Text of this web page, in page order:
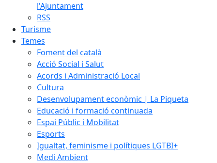
l'Ajuntament
RSS
Turisme
Temes
Foment del català
Acció Social i Salut
Acords i Administració Local
Cultura
Desenvolupament econòmic | La Piqueta
Educació i formació continuada
Espai Públic i Mobilitat
Esports
Igualtat, feminisme i polítiques LGTBI+
Medi Ambient